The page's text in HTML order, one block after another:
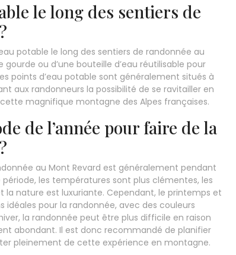
le long des sentiers de
potable le long des sentiers de randonnée au
ou d’une bouteille d’eau réutilisable pour
points d’eau potable sont généralement situés à
aux randonneurs la possibilité de se ravitailler en
magnifique montagne des Alpes françaises.
de l’année pour faire de la
au Mont Revard est généralement pendant
les températures sont plus clémentes, les
nature est luxuriante. Cependant, le printemps et
pour la randonnée, avec des couleurs
la randonnée peut être plus difficile en raison
abondant. Il est donc recommandé de planifier
pleinement de cette expérience en montagne.